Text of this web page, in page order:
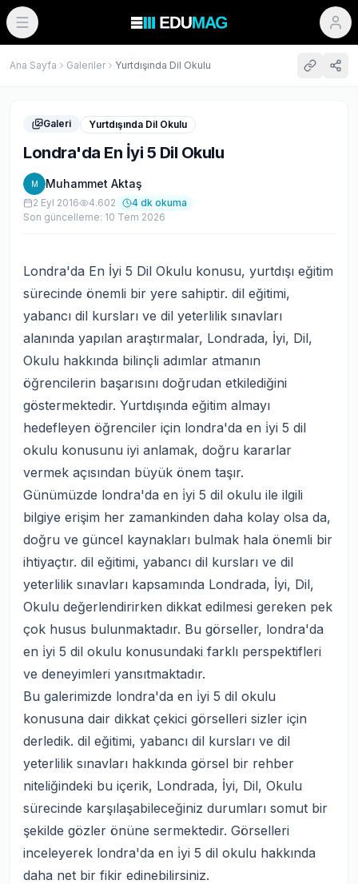
Ana Sayfa Galeriler Yurtdışında Dil Okulu
Galeri Yurtdışında Dil Okulu
Londra'da En İyi 5 Dil Okulu
M Muhammet Aktaş
2 Eyl 2016 4.602 4 dk okuma
Son güncelleme: 10 Tem 2026
Londra'da En İyi 5 Dil Okulu konusu, yurtdışı eğitim
sürecinde önemli bir yere sahiptir. dil eğitimi,
yabancı dil kursları ve dil yeterlilik sınavları
alanında yapılan araştırmalar, Londrada, İyi, Dil,
Okulu hakkında bilinçli adımlar atmanın
öğrencilerin başarısını doğrudan etkilediğini
göstermektedir. Yurtdışında eğitim almayı
hedefleyen öğrenciler için londra'da en i̇yi 5 dil
okulu konusunu iyi anlamak, doğru kararlar
vermek açısından büyük önem taşır.
Günümüzde londra'da en i̇yi 5 dil okulu ile ilgili
bilgiye erişim her zamankinden daha kolay olsa da,
doğru ve güncel kaynakları bulmak hala önemli bir
ihtiyaçtır. dil eğitimi, yabancı dil kursları ve dil
yeterlilik sınavları kapsamında Londrada, İyi, Dil,
Okulu değerlendirirken dikkat edilmesi gereken pek
çok husus bulunmaktadır. Bu görseller, londra'da
en i̇yi 5 dil okulu konusundaki farklı perspektifleri
ve deneyimleri yansıtmaktadır.
Bu galerimizde londra'da en i̇yi 5 dil okulu
konusuna dair dikkat çekici görselleri sizler için
derledik. dil eğitimi, yabancı dil kursları ve dil
yeterlilik sınavları hakkında görsel bir rehber
niteliğindeki bu içerik, Londrada, İyi, Dil, Okulu
sürecinde karşılaşabileceğiniz durumları somut bir
şekilde gözler önüne sermektedir. Görselleri
inceleyerek londra'da en i̇yi 5 dil okulu hakkında
daha net bir fikir edinebilirsiniz.